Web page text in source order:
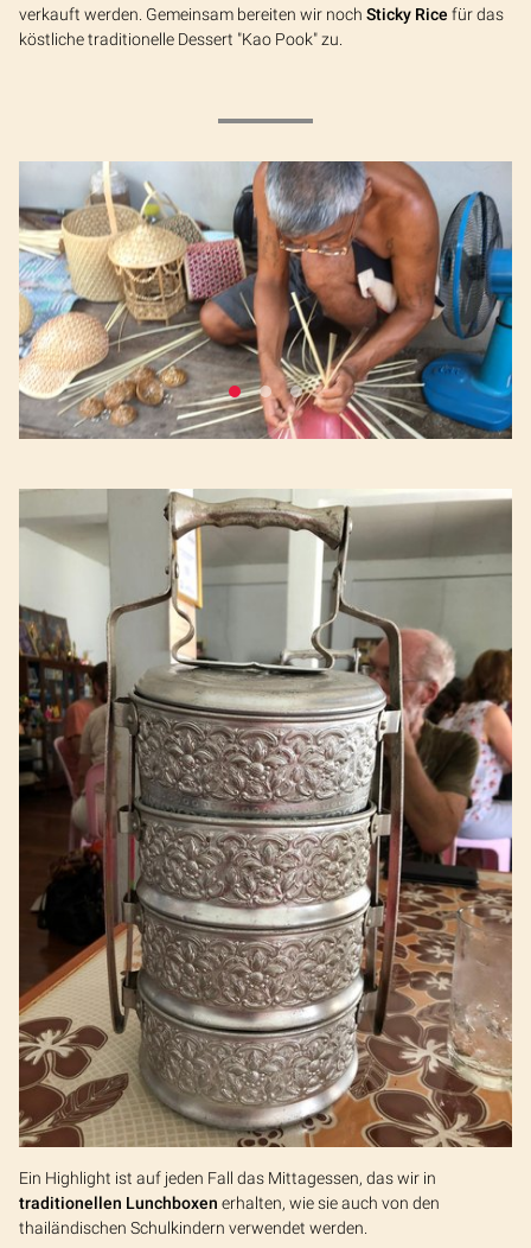
verkauft werden. Gemeinsam bereiten wir noch Sticky Rice für das
köstliche traditionelle Dessert "Kao Pook" zu.
Ein Highlight ist auf jeden Fall das Mittagessen, das wir in
traditionellen Lunchboxen erhalten, wie sie auch von den
thailändischen Schulkindern verwendet werden.